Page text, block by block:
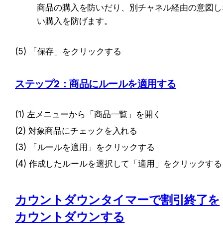
商品の購入を防いだり、別チャネル経由の意図
い購入を防げます。
(5) 「保存」をクリックする
ステップ2：商品にルールを適用する
(1) 左メニューから「商品一覧」を開く
(2) 対象商品にチェックを入れる
(3) 「ルールを適用」をクリックする
(4) 作成したルールを選択して「適用」をクリックする
カウントダウンタイマーで割引終了を
カウントダウンする